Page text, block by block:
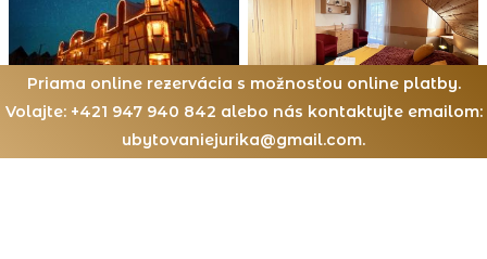
Priama online rezervácia s možnosťou online platby.
Volajte: +421 947 940 842 alebo nás kontaktujte emailom:
ubytovaniejurika@gmail.com.